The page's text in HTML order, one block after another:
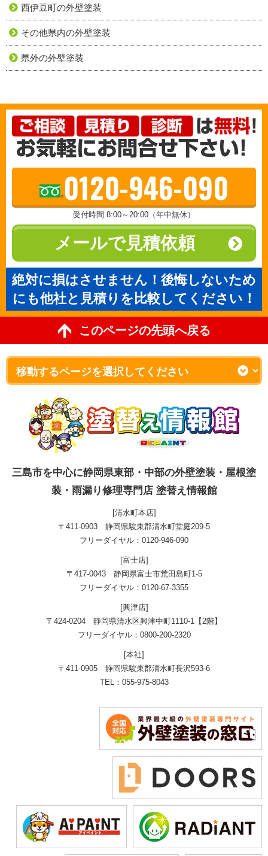
西伊豆町の外壁塗装
その他県内の外壁塗装
県外の外壁塗装
0120-946-090
受付時間 8:00～20:00（年中無休）
メールで見積依頼
絶対に損はさせません！後悔しないため
にも他社と見積りを比較してください！
このページの先頭へ戻る
三島市を中心に静岡県東部・中部の外壁塗装・屋根塗
装・雨漏り修理専門店 塗替え情報館
[清水町本店]
〒411-0903 静岡県駿東郡清水町堂庭209-5
フリーダイヤル：0120-946-090
[富士店]
〒417-0043 静岡県富士市荒田島町1-5
フリーダイヤル：0120-67-3355
[興津店]
〒424-0204 静岡県清水区興津中町1110-1【2階】
フリーダイヤル：0800-200-2320
[本社]
〒411-0905 静岡県駿東郡清水町長沢593-6
TEL：055-975-8043